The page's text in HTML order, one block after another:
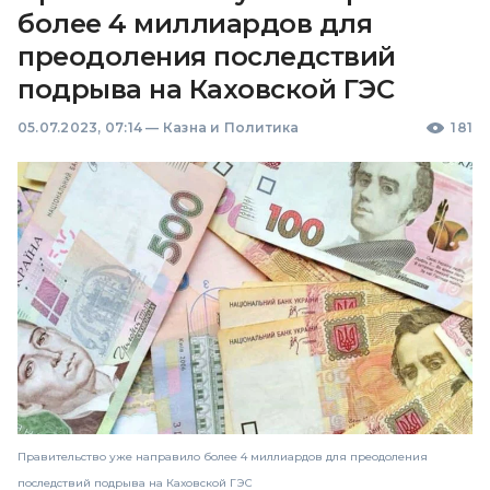
более 4 миллиардов для
преодоления последствий
подрыва на Каховской ГЭС
05.07.2023, 07:14 — Казна и Политика 181
Правительство уже направило более 4 миллиардов для преодоления
последствий подрыва на Каховской ГЭС